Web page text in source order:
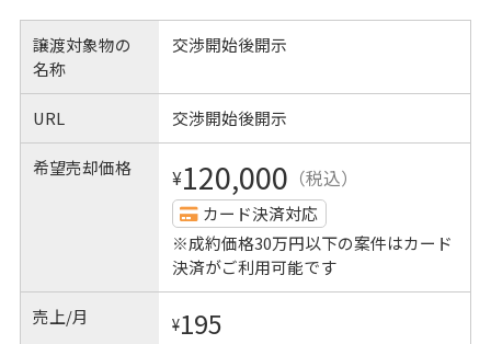
譲渡対象物の
名称
交渉開始後開示
URL 交渉開始後開示
希望売却価格 ¥120,000 （税込）
カード決済対応
※成約価格30万円以下の案件はカード
決済がご利用可能です
売上/月 ¥195